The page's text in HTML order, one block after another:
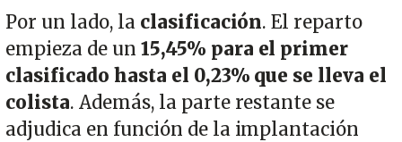
Por un lado, la clasificación. El reparto
empieza de un 15,45% para el primer
clasificado hasta el 0,23% que se lleva el
colista. Además, la parte restante se
adjudica en función de la implantación